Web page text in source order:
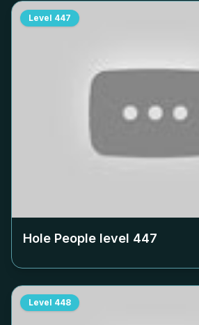
Level 447
Hole People level 447
Level 448